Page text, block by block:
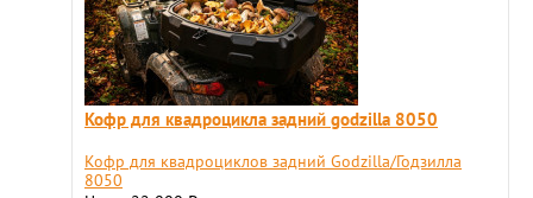
Кофр для квадроцикла задний godzilla 8050
Кофр для квадроциклов задний Godzilla/Годзилла
8050